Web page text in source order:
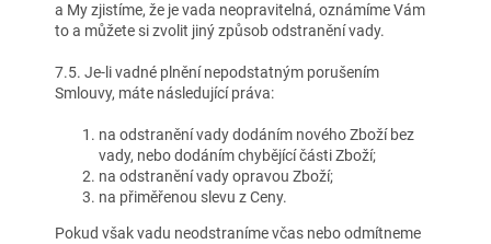
a My zjistíme, že je vada neopravitelná, oznámíme Vám
to a můžete si zvolit jiný způsob odstranění vady.
7.5. Je-li vadné plnění nepodstatným porušením
Smlouvy, máte následující práva:
na odstranění vady dodáním nového Zboží bez
vady, nebo dodáním chybějící části Zboží;
na odstranění vady opravou Zboží;
na přiměřenou slevu z Ceny.
Pokud však vadu neodstraníme včas nebo odmítneme